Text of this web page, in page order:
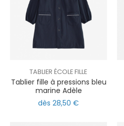
TABLIER ÉCOLE FILLE
Tablier fille à pressions bleu
marine Adèle
dès 28,50 €